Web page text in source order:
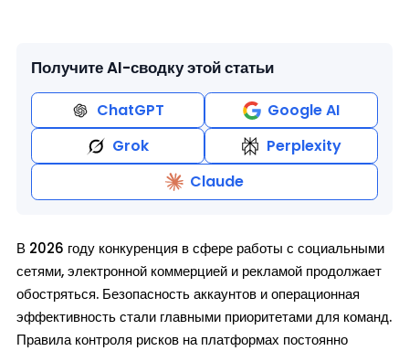
Получите AI-сводку этой статьи
ChatGPT
Google AI
Grok
Perplexity
Claude
В 2026 году конкуренция в сфере работы с социальными
сетями, электронной коммерцией и рекламой продолжает
обостряться. Безопасность аккаунтов и операционная
эффективность стали главными приоритетами для команд.
Правила контроля рисков на платформах постоянно